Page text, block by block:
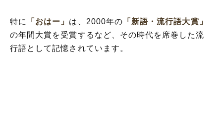
特に 「おはー」 は、2000年の 「新語・流行語大賞」
の年間大賞を受賞するなど、その時代を席巻した流
行語として記憶されています。